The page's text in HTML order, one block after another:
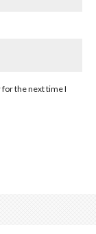
for the next time I